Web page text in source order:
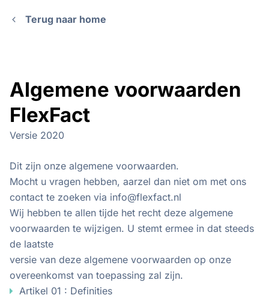
Terug naar home
Algemene voorwaarden
FlexFact
Versie 2020
Dit zijn onze algemene voorwaarden.
Mocht u vragen hebben, aarzel dan niet om met ons
contact te zoeken via info@flexfact.nl
Wij hebben te allen tijde het recht deze algemene
voorwaarden te wijzigen. U stemt ermee in dat steeds
de laatste
versie van deze algemene voorwaarden op onze
overeenkomst van toepassing zal zijn.
Artikel 01 : Definities